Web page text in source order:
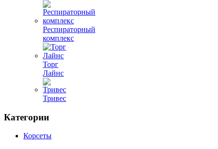
Респираторный
комплекс
Торг
Лайнс
Тривес
Категории
Корсеты